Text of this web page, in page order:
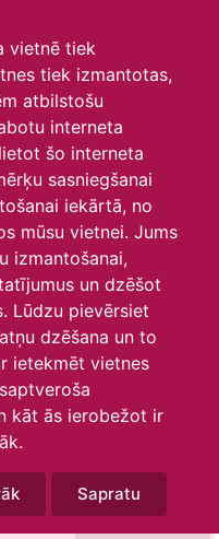
vietnē tiek
tiek izmantotas,
atbilstošu
interneta
šo interneta
sasniegšanai
iekārtā, no
mūsu vietnei. Jums
izmantošanai,
un dzēšot
Lūdzu pievērsiet
dzēšana un to
ietekmēt vietnes
kāt ās ierobežot ir
Sapratu
Šomēnes
S
7
13 14